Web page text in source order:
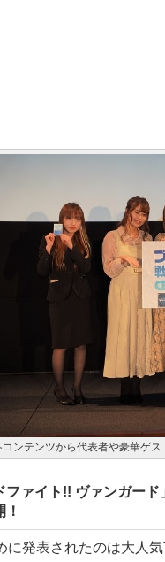
コンテンツから代表者や豪華ゲ
ファイト!! ヴァンガー
発表されたのは大人